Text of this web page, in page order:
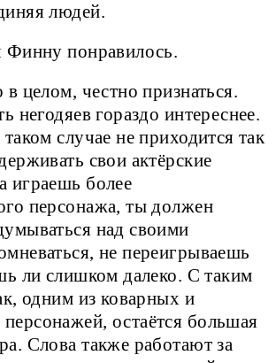
людей.
Финну понравилось.
целом, честно признаться.
негодяев гораздо интереснее.
случае не приходится так
свои актёрские
играешь более
персонажа, ты должен
над своими
не переигрываешь
ли слишком далеко. С таким
одним из коварных и
остаётся большая
Слова также работают за